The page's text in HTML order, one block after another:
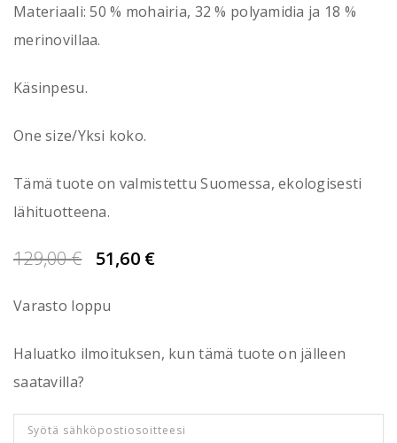
Materiaali: 50 % mohairia, 32 % polyamidia ja 18 %
merinovillaa.
Käsinpesu.
One size/Yksi koko.
Tämä tuote on valmistettu Suomessa, ekologisesti
lähituotteena.
129,00€
Alkuperäinen
oli:
51,60 €Nykyinen
Varasto loppu
Haluatko ilmoituksen, kun tämä tuote on jälleen
saatavilla?